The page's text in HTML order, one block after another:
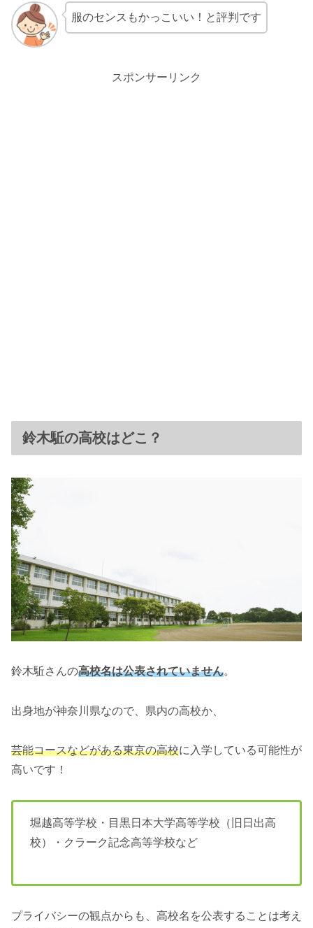
服のセンスもかっこいい！と評判です
スポンサーリンク
鈴木駈の高校はどこ？
鈴木駈さんの高校名は公表されていません。
出身地が神奈川県なので、県内の高校か、
芸能コースなどがある東京の高校に入学している可能性が
高いです！
堀越高等学校・目黒日本大学高等学校（旧日出高
校）・クラーク記念高等学校など
プライバシーの観点からも、高校名を公表することは考え